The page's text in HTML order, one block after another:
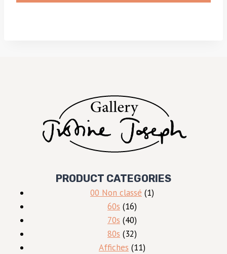
PRODUCT CATEGORIES
00 Non classé 11
60s 1616
produits
70s 4040
produits
80s 3232
produits
Affiches 1111